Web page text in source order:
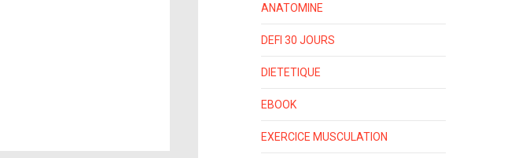
ANATOMINE
DEFI 30 JOURS
DIETETIQUE
EBOOK
EXERCICE MUSCULATION